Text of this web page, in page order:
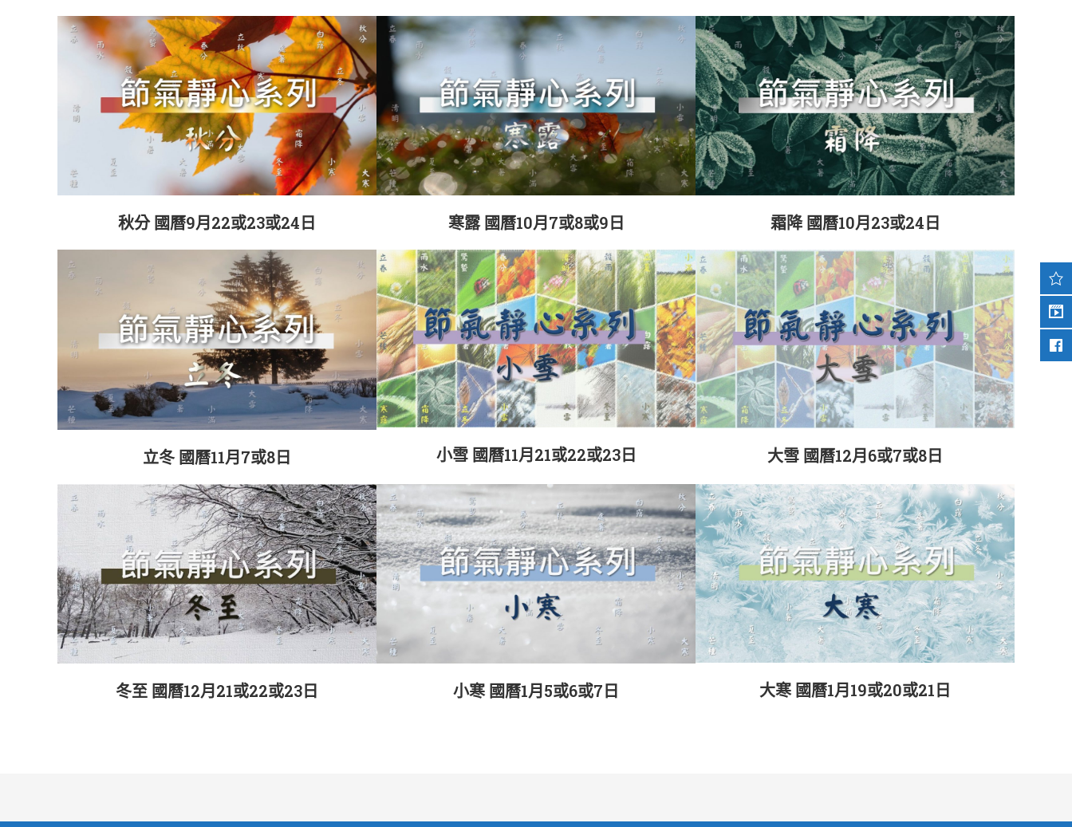
秋分 國曆9月22或23或24日 寒露 國曆10月7或8或9日 霜降 國曆10月23或24日
立冬 國曆11月7或8日 小雪 國曆11月21或22或23日 大雪 國曆12月6或7或8日
冬至 國曆12月21或22或23日 小寒 國曆1月5或6或7日 大寒 國曆1月19或20或21日